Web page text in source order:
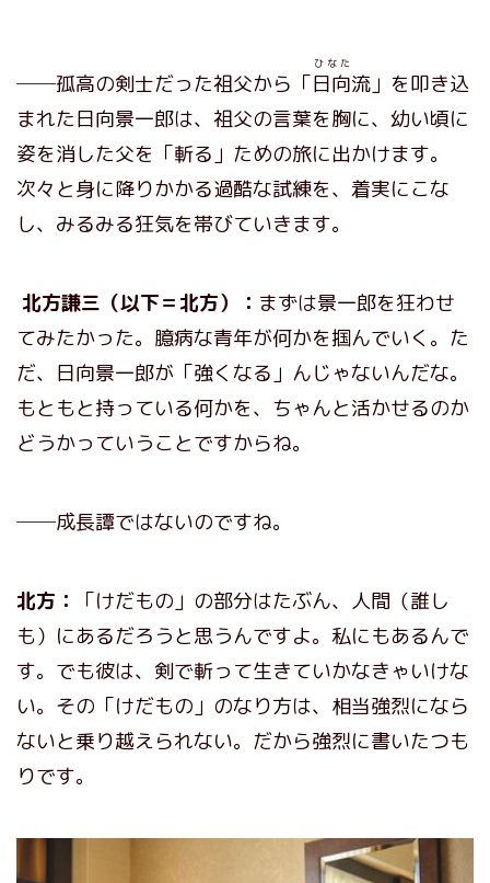
──孤高の剣士だった祖父から「日向
ひなた
流」を叩き込
まれた日向景一郎は、祖父の言葉を胸に、幼い頃に
姿を消した父を「斬る」ための旅に出かけます。
次々と身に降りかかる過酷な試練を、着実にこな
し、みるみる狂気を帯びていきます。
北方謙三（以下＝北方）： まずは景一郎を狂わせ
てみたかった。臆病な青年が何かを掴んでいく。た
だ、日向景一郎が「強くなる」んじゃないんだな。
もともと持っている何かを、ちゃんと活かせるのか
どうかっていうことですからね。
──成長譚ではないのですね。
北方：
「けだもの」の部分はたぶん、人間（誰し
も）にあるだろうと思うんですよ。私にもあるんで
す。でも彼は、剣で斬って生きていかなきゃいけな
い。その「けだもの」のなり方は、相当強烈になら
ないと乗り越えられない。だから強烈に書いたつも
りです。